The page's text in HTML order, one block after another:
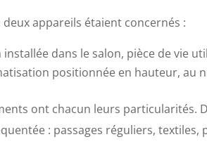
appareils étaient concernés :
dans le salon, pièce de vie
positionnée en hauteur, au
ont chacun leurs particularités.
: passages réguliers,